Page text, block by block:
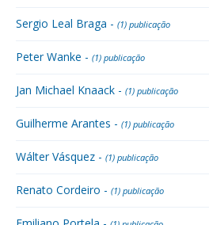
Sergio Leal Braga - (1) publicação
Peter Wanke - (1) publicação
Jan Michael Knaack - (1) publicação
Guilherme Arantes - (1) publicação
Wálter Vásquez - (1) publicação
Renato Cordeiro - (1) publicação